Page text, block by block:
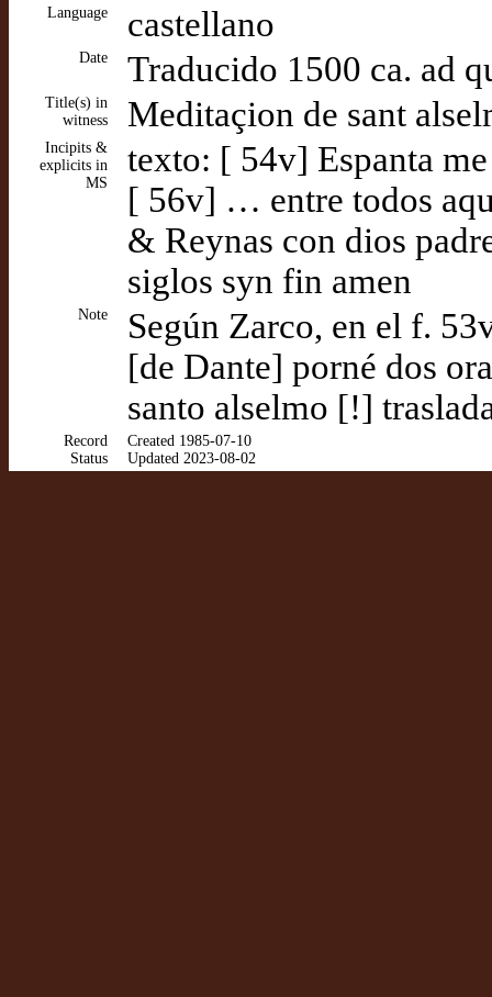
Language castellano
Date Traducido 1500 ca. ad
Title(s) in
witness
Meditaçion de sant
Incipits &
explicits in
MS
texto: [ 54v] Espanta
[ 56v] … entre todos
& Reynas con dios
siglos syn fin amen
Note
Según Zarco, en el f.
[de Dante] porné dos
santo alselmo [!]
Record
Status
Created 1985-07-10
Updated 2023-08-02